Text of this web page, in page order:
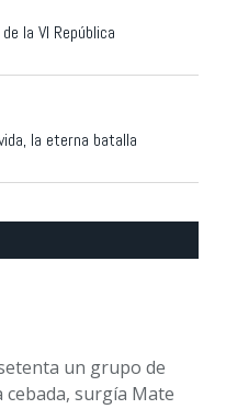
la VI República
la eterna batalla
un grupo de
surgía Mate